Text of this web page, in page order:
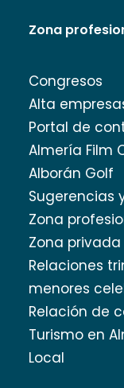
Zona
Congresos
Alta
Portal de
Almería Film
Alborán Golf
Sugerencias
Zona
Zona privada
Relaciones
menores
Relación de
Turismo en
Local